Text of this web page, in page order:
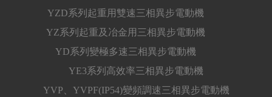
YZD系列起重用雙速三相異步電動機
YZ系列起重及冶金用三相異步電動機
YD系列變極多速三相異步電動機
YE3系列高效率三相異步電動機
YVP、YVPF(IP54)變頻調速三相異步電動機